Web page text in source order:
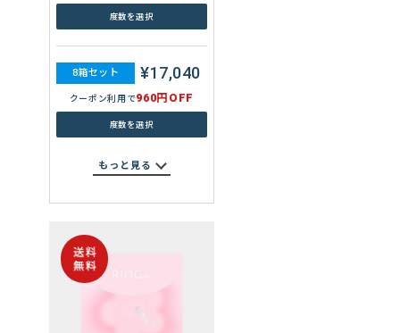
クーポン利用で1,920円OFF
もっと見る
WAVEワンデー プレミアム 30
度数を選択
8箱セット ¥17,040
クーポン利用で960円OFF
度数を選択
もっと見る